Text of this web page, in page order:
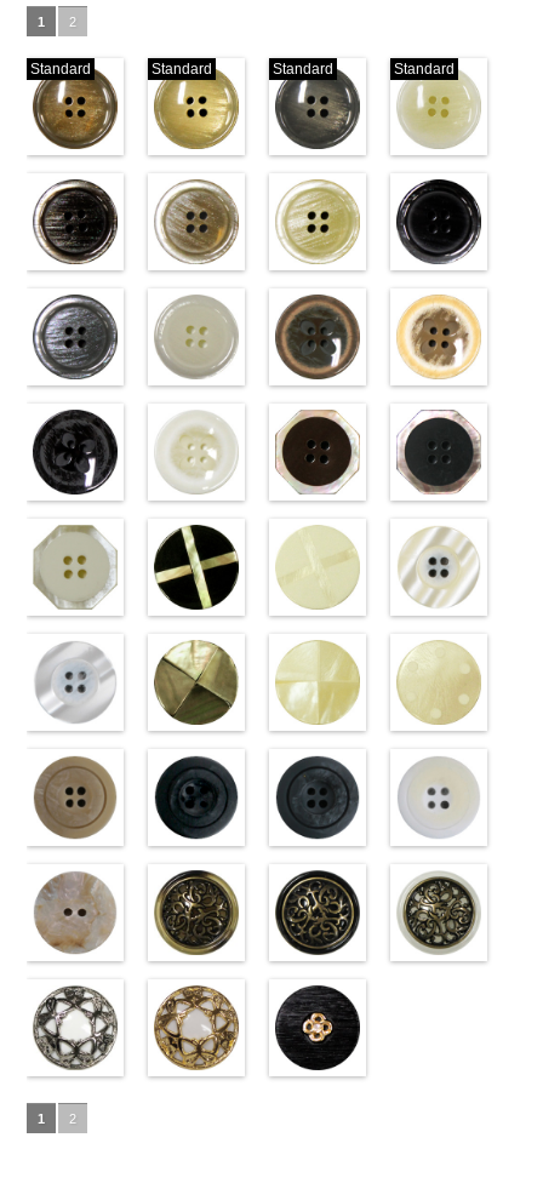
1 2
(VT103-
G43/SN)
http://www.anys.co.jp/wp-
content/uploads/2013/04/vt103-
VT103-G43
ベージュ 標
準 大ボタン
直径23mm／
18mm 0
Standard
(VT103-
G40/SN)
http://www.anys.co.jp/wp-
content/uploads/2013/04/vt103-
VT103-G40
クリーム
標
準
大ボタン
直径23mm／
18mm
Standard
(VT103-
G06/SN)
http://www.anys.co.jp/wp-
content/uploads/2013/04/vt103-
VT103-G06
グレー 標準
大ボタン直径
23mm／小ボ
18mm 0
Standard
(VT103-
G01/SN)
http://
content/uploads/
VT103-G01
ホワイト 標
準 大ボタン
直径23mm／
18mm 0
Standard
(VT102-
S48/SN)
http://www.anys.co.jp/wp-
content/uploads/2013/04/vt102-
VT102-S48
ブラウン 大
ボタン直径
23mm／小ボ
18mm 4000
(VT102-
S43/SN)
http://www.anys.co.jp/wp-
content/uploads/2013/04/vt102-
VT102-S43
ベージュ 大
ボタン直径
23mm／小ボ
18mm
4000
(VT102-
S40/SN)
http://www.anys.co.jp/wp-
content/uploads/2013/04/vt102-
VT102-S40
クリーム
大
ボタン直径
23mm／小ボ
18mm
4000
(VT102-
S09/SN)
http://
content/uploads/
VT102-S09
ブラック
大
ボタン直径
23mm／小ボ
18mm 4000
(VT102-
S06/SN)
http://www.anys.co.jp/wp-
content/uploads/2013/04/vt102-
VT102-S06
グレー 大ボ
タン直径
23mm／小ボ
18mm 4000
(VT102-
S01/SN)
http://www.anys.co.jp/wp-
content/uploads/2013/04/vt102-
VT102-S01
ホワイト 大
ボタン直径
23mm／小ボ
18mm 4000
ウン
(PW2039-
45/SN)
http://www.anys.co.jp/wp-
45.jpg
PW2039-45
ブラウン
ラワー 大ボ
23mm／小ボ
タン直径
18mm
4000
ジュ
(PW2039-
40/SN)
http://
40.jpg
PW2039-40
ベージュ フ
ラワー 大ボ
23mm／小ボ
タン直径
18mm
4000
ック
(PW2039-
09/SN)
http://www.anys.co.jp/wp-
09.jpg
PW2039-09
ブラック フ
ラワー 大ボ
23mm／小ボ
タン直径
18mm 4000
イト
(PW2039-
001/SN)
http://www.anys.co.jp/wp-
001.jpg
PW2039-001
ホワイト フ
ラワー 大ボ
23mm／小ボ
タン直径
18mm 4000
(10059668-
47/SN)
http://www.anys.co.jp/wp-
content/uploads/2013/04/10059668-
10059668-47
ブラウン 八
角
大ボタン
直径23mm／
18mm 4000
(10059668-
09/SN)
http://
content/uploads/
10059668-09
ブラック 八
角
大ボタン
直径23mm／
18mm
4000
(10059668-
01/SN)
http://www.anys.co.jp/wp-
content/uploads/2013/04/10059668-
10059668-01
ホワイト
八
角 大ボタン
直径23mm／
18mm
4000
ク(10059641-
09/SN)
http://www.anys.co.jp/wp-
content/uploads/2013/04/10059641-
10059641-09
ブラック ク
ロス 大ボタ
ン直径23mm
径18mm
4000
ト(10059641-
01/SN)
http://www.anys.co.jp/wp-
content/uploads/2013/04/10059641-
10059641-01
ホワイト ク
ロス 大ボタ
ン直径23mm
径18mm
4000
クリーム
(10029319-
42/SN)
http://
42.jpg
10029319-42
クリーム
沢ラウンド
23mm／小ボ
タン直径
18mm 4000
ホワイト
(10029319-
01/SN)
http://www.anys.co.jp/wp-
01.jpg
10029319-01
ホワイト 光
沢ラウンド
23mm／小ボ
タン直径
18mm 4000
ラック
(10055476-
09/SN)
http://www.anys.co.jp/wp-
09.jpg
10055476-09
ブラック 光
沢クロス 大
23mm／小ボ
タン直径
18mm 4000
ワイト
(10055476-
01/SN)
http://www.anys.co.jp/wp-
01.jpg
10055476-01
ホワイト 光
沢クロス 大
23mm／小ボ
タン直径
18mm 4000
ワイト
(10059633-
01/SN)
http://
01.jpg
10059633-01
ホワイト 光
沢ドット 大
ュ(10039314-
42/SN)
http://www.anys.co.jp/wp-
content/uploads/2013/04/10039314-
10039314-42
ベージュ マ
ット 大ボタ
ン直径23mm
径18mm
4000
ク(10039314-
09/SN)
http://www.anys.co.jp/wp-
content/uploads/2013/04/10039314-
10039314-09
ブラック マ
ット 大ボタ
ン直径23mm
(10039314-
06/SN)
http://www.anys.co.jp/wp-
content/uploads/2013/04/10039314-
10039314-06
グレー マッ
ト 大ボタン
直径23mm／
ト(10039314-
01/SN)
http://
content/uploads/
ュ(10029386-
42/SN)
http://www.anys.co.jp/wp-
content/uploads/2013/04/10029386-
10029386-42
ベージュ
(VC9771-
43/SN)
http://www.anys.co.jp/wp-
content/uploads/2013/04/vc9771-
(VC9771-
09/SN)
http://www.anys.co.jp/wp-
content/uploads/2013/04/vc9771-
(KVM4525-
N/SN)
1 2